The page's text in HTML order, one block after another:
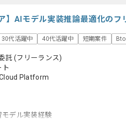
】AIモデル実装推論最適化の
30代活躍中 40代活躍中 短期案件
託(フリーランス)
ト
Platform
モデル実装経験